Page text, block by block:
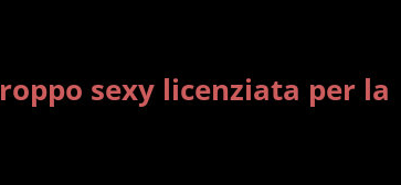
sexy licenziata per la